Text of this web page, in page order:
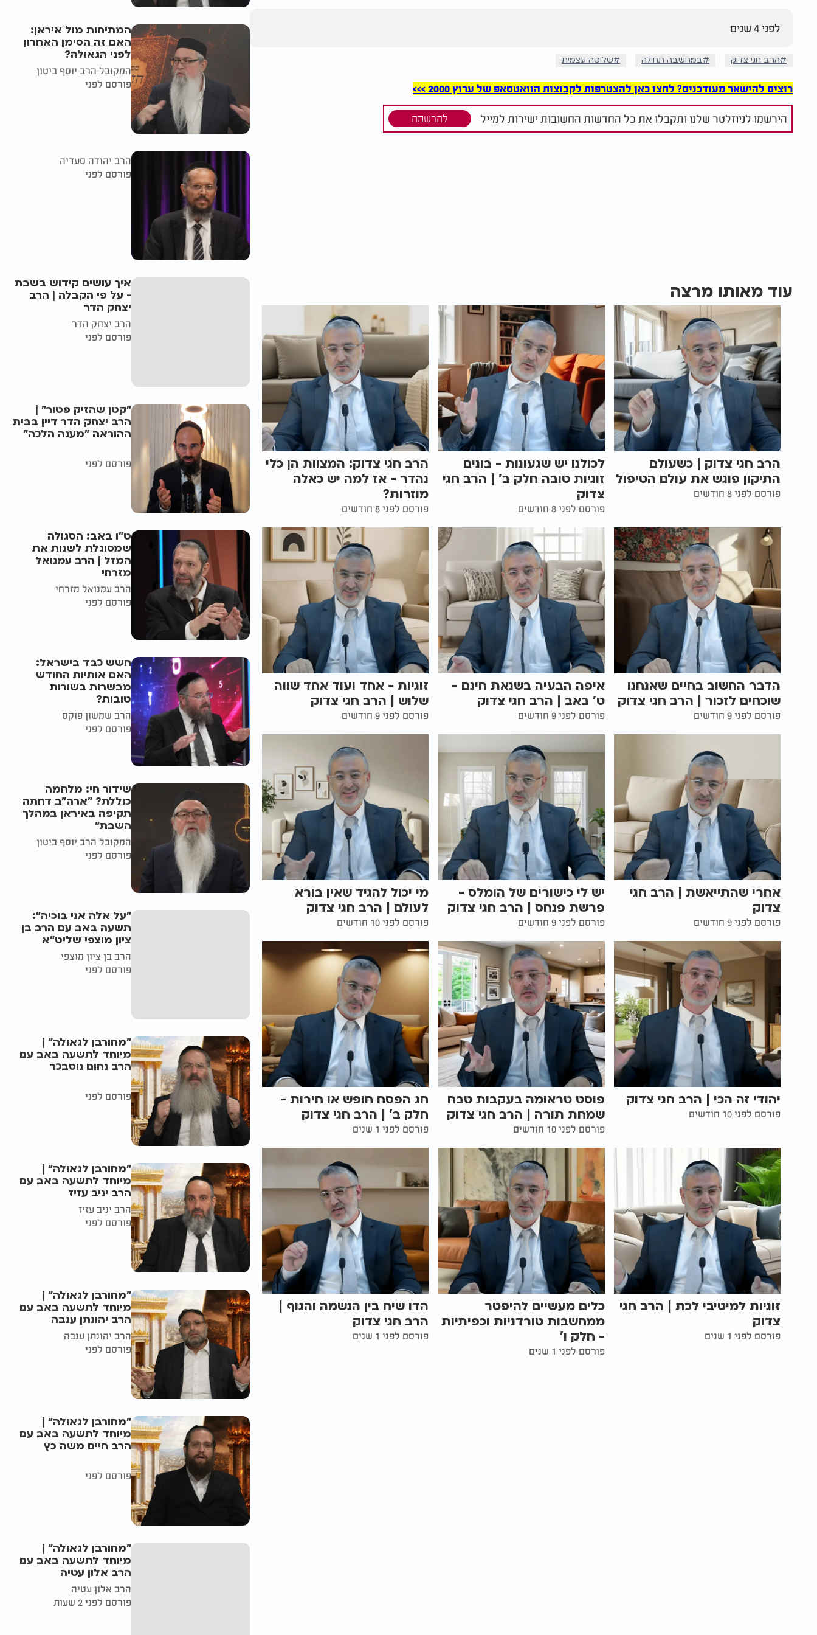
לפני 4 שנים
הרב חגי צדוק במחשבה תחילה שליטה עצמית
רוצים להישאר מעודכנים? לחצו כאן להצטרפות לקבוצות הוואטסאפ של ערוץ 2000 >>>
הירשמו לניוזלטר שלנו ותקבלו את כל החדשות החשובות ישירות למייל להרשמה
עוד מאותו מרצה
הרב חגי צדוק | כשעולם
התיקון פוגש את עולם הטיפול
פורסם לפני 8 חודשים
לכולנו יש שגעונות - בונים
זוגיות טובה חלק ב' | הרב חגי
צדוק
פורסם לפני 8 חודשים
הרב חגי צדוק: המצוות הן כלי
נהדר - אז למה יש כאלה
מוזרות?
פורסם לפני 8 חודשים
הדבר החשוב בחיים שאנחנו
שוכחים לזכור | הרב חגי צדוק
פורסם לפני 9 חודשים
איפה הבעיה בשנאת חינם -
ט' באב | הרב חגי צדוק
פורסם לפני 9 חודשים
זוגיות - אחד ועוד אחד שווה
שלוש | הרב חגי צדוק
פורסם לפני 9 חודשים
אחרי שהתייאשת | הרב חגי
צדוק
פורסם לפני 9 חודשים
יש לי כישורים של הומלס -
פרשת פנחס | הרב חגי צדוק
פורסם לפני 9 חודשים
מי יכול להגיד שאין בורא
לעולם | הרב חגי צדוק
פורסם לפני 10 חודשים
יהודי זה הכי | הרב חגי צדוק
פורסם לפני 10 חודשים
פוסט טראומה בעקבות טבח
שמחת תורה | הרב חגי צדוק
פורסם לפני 10 חודשים
חג הפסח חופש או חירות -
חלק ב' | הרב חגי צדוק
פורסם לפני 1 שנים
זוגיות למיטיבי לכת | הרב חגי
צדוק
פורסם לפני 1 שנים
כלים מעשיים להיפטר
ממחשבות טורדניות וכפיתיות
- חלק ו'
פורסם לפני 1 שנים
הדו שיח בין הנשמה והגוף |
הרב חגי צדוק
פורסם לפני 1 שנים
המתיחות מול איראן:
האם זה הסימן האחרון
לפני הגאולה?
המקובל הרב יוסף ביטון
פורסם לפני
הרב יהודה סעדיה
פורסם לפני
איך עושים קידוש בשבת
- על פי הקבלה | הרב
יצחק הדר
הרב יצחק הדר
פורסם לפני
"קטן שהזיק פטור" |
הרב יצחק הדר דיין בבית
ההוראה "מענה הלכה"
פורסם לפני
ט"ו באב: הסגולה
שמסוגלת לשנות את
המזל | הרב עמנואל
מזרחי
הרב עמנואל מזרחי
פורסם לפני
חשש כבד בישראל:
האם אותיות החודש
מבשרות בשורות
טובות?
הרב שמשון פוקס
פורסם לפני
שידור חי: מלחמה
כוללת? ״ארה"ב דחתה
תקיפה באיראן במהלך
השבת״
המקובל הרב יוסף ביטון
פורסם לפני
"על אלה אני בוכיה":
תשעה באב עם הרב בן
ציון מוצפי שליט"א
הרב בן ציון מוצפי
פורסם לפני
"מחורבן לגאולה" |
מיוחד לתשעה באב עם
הרב נחום נוסבכר
פורסם לפני
"מחורבן לגאולה" |
מיוחד לתשעה באב עם
הרב יניב עזיז
הרב יניב עזיז
פורסם לפני
"מחורבן לגאולה" |
מיוחד לתשעה באב עם
הרב יהונתן ענבה
הרב יהונתן ענבה
פורסם לפני
"מחורבן לגאולה" |
מיוחד לתשעה באב עם
הרב חיים משה כץ
פורסם לפני
"מחורבן לגאולה" |
מיוחד לתשעה באב עם
הרב אלון עטיה
הרב אלון עטיה
פורסם לפני 2 שעות